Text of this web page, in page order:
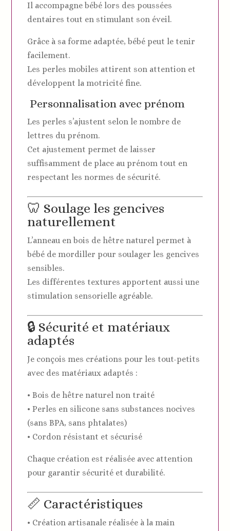
Il accompagne bébé lors des poussées
dentaires tout en stimulant son éveil.
Grâce à sa forme adaptée, bébé peut le tenir
facilement.
Les perles mobiles attirent son attention et
développent la motricité fine.
Personnalisation avec prénom
Les perles s’ajustent selon le nombre de
lettres du prénom.
Cet ajustement permet de laisser
suffisamment de place au prénom tout en
respectant les normes de sécurité.
🦷 Soulage les gencives
naturellement
L’anneau en bois de hêtre naturel permet à
bébé de mordiller pour soulager les gencives
sensibles.
Les différentes textures apportent aussi une
stimulation sensorielle agréable.
🔒 Sécurité et matériaux
adaptés
Je conçois mes créations pour les tout-petits
avec des matériaux adaptés :
• Bois de hêtre naturel non traité
• Perles en silicone sans substances nocives
(sans BPA, sans phtalates)
• Cordon résistant et sécurisé
Chaque création est réalisée avec attention
pour garantir sécurité et durabilité.
📏 Caractéristiques
• Création artisanale réalisée à la main